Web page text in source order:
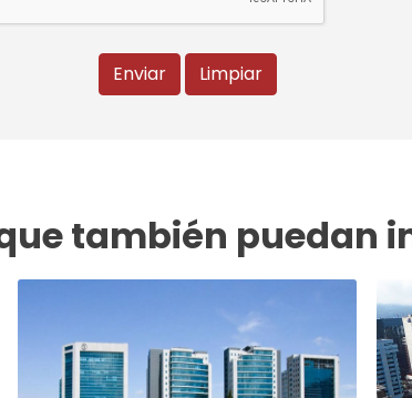
Enviar Limpiar
también puedan